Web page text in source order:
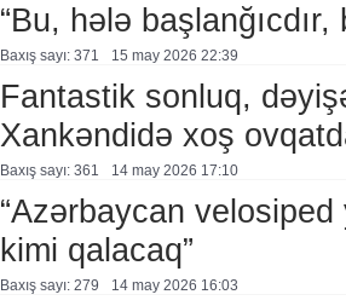
“Bu, hələ
Baxış sayı: 371 15 may 2026 22:39
Fantastik sonluq,
Xankəndidə xoş
Baxış sayı: 361 14 may 2026 17:10
“Azərbaycan
kimi qalacaq”
Baxış sayı: 279 14 may 2026 16:03